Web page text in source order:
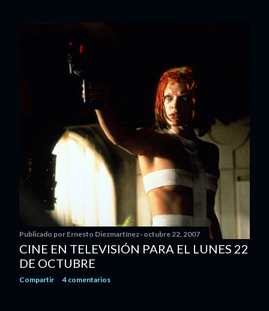
Publicado por Ernesto Diezmartínez octubre 22, 2007
CINE EN TELEVISIÓN PARA EL LUNES 22
DE OCTUBRE
Compartir 4 comentarios